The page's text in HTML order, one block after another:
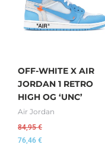
OFF-WHITE X AIR
JORDAN 1 RETRO
HIGH OG ‘UNC’
Air Jordan
84,95€
76,46 €